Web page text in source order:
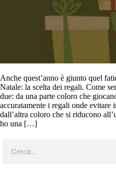
Anche quest’anno è giunto quel
Natale: la scelta dei regali. Come
due: da una parte coloro che
accuratamente i regali onde
dall’altra coloro che si riducono
ho una […]